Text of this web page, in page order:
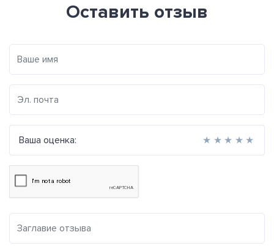
Оставить отзыв
Ваша оценка: ★
★
★
★
★